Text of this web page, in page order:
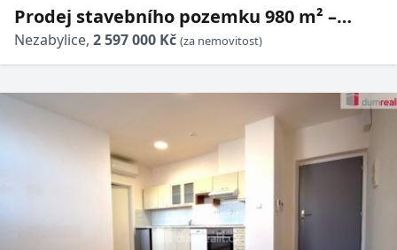
Prodej stavebního pozemku 980 m² –
Hořenec (10 min od Chomutova)
Nezabylice, 2 597 000 Kč (za nemovitost)